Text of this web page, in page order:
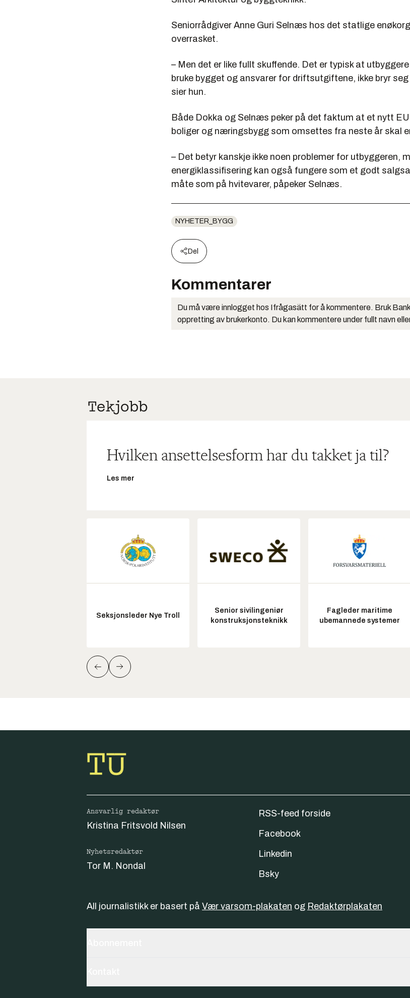
Seniorrådgiver Anne Guri Selnæs hos det statlige
overrasket.
– Men det er like fullt skuffende. Det er typisk at utbyggere
bruke bygget og ansvarer for driftsutgiftene, ikke bryr
sier hun.
Både Dokka og Selnæs peker på det faktum at et nytt
boliger og næringsbygg som omsettes fra neste år skal
– Det betyr kanskje ikke noen problemer for utbyggeren,
energiklassifisering kan også fungere som et godt
måte som på hvitevarer, påpeker Selnæs.
NYHETER_BYGG
Del
Kommentarer
Du må være innlogget hos Ifrågasätt for å kommentere. Bruk
oppretting av brukerkonto. Du kan kommentere under fullt navn
Hvilken ansettelsesform har du takket ja til?
Les mer
Seksjonsleder Nye Troll
Senior sivilingeniør
konstruksjonsteknikk
Fagleder maritime
ubemannede systemer
Ansvarlig redaktør
Kristina Fritsvold Nilsen
Nyhetsredaktør
Tor M. Nondal
RSS-feed forside
Facebook
Linkedin
Bsky
All journalistikk er basert på Vær varsom-plakaten og Redaktørplakaten